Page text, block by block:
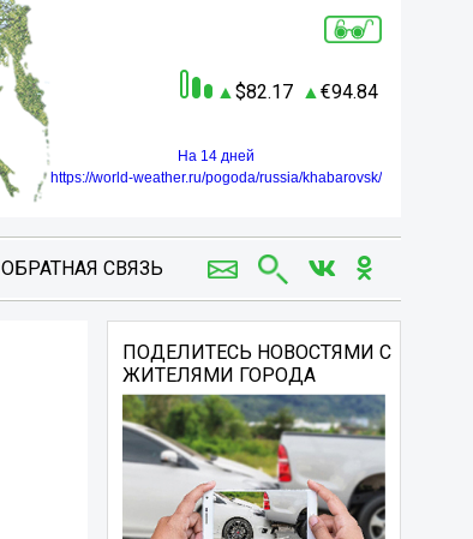
82.17 94.84
На 14 дней
https://world-weather.ru/pogoda/russia/khabarovsk/
ОБРАТНАЯ СВЯЗЬ
ПОДЕЛИТЕСЬ НОВОСТЯМИ С
ЖИТЕЛЯМИ ГОРОДА